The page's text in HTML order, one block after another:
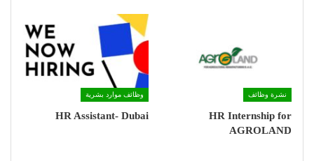
نشرة وظائف
HR Internship for
AGROLAND
وظائف موارد بشرية
HR Assistant- Dubai